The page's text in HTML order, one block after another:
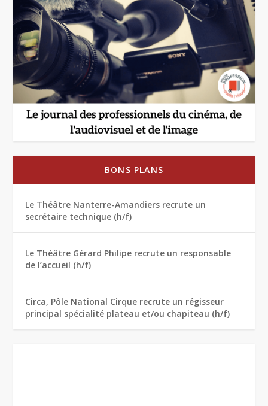
BONS PLANS
Le Théâtre Nanterre-Amandiers recrute un
secrétaire technique (h/f)
Le Théâtre Gérard Philipe recrute un responsable
de l’accueil (h/f)
Circa, Pôle National Cirque recrute un régisseur
principal spécialité plateau et/ou chapiteau (h/f)